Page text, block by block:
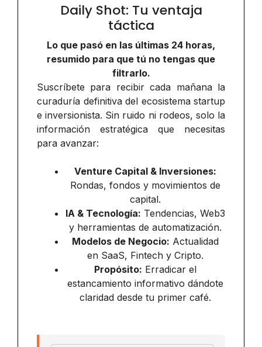
Daily Shot: Tu ventaja
táctica
Lo que pasó en las últimas 24 horas,
resumido para que tú no tengas que
filtrarlo.
Suscríbete para recibir cada mañana la
curaduría definitiva del ecosistema startup
e inversionista. Sin ruido ni rodeos, solo la
información estratégica que necesitas
para avanzar:
Venture Capital & Inversiones:
Rondas, fondos y movimientos de
capital.
IA & Tecnología: Tendencias, Web3
y herramientas de automatización.
Modelos de Negocio: Actualidad
en SaaS, Fintech y Cripto.
Propósito: Erradicar el
estancamiento informativo dándote
claridad desde tu primer café.